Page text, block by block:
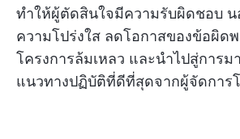
ทำให้ผู้ตัดสินใจมีความรับผิดชอบ น
ความโปร่งใส ลดโอกาสของข้อผิด
โครงการล้มเหลว และนำไปสู่การม
แนวทางปฏิบัติที่ดีที่สุดจากผู้จัดการ